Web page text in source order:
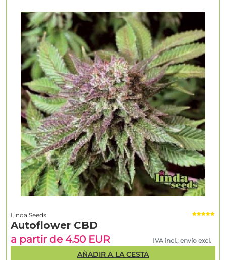
Linda Seeds
Autoflower CBD
a partir de 4.50 EUR
IVA incl., envío excl.
AÑADIR A LA CESTA